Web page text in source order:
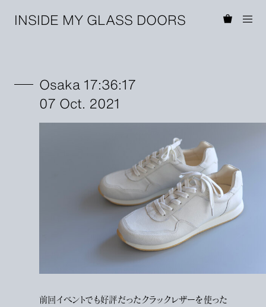
INSIDE MY GLASS DOORS
Osaka 17:36:17
07 Oct. 2021
前回イベントでも好評だったクラックレザーを使った